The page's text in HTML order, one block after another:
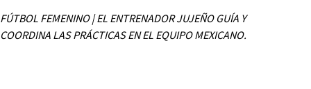
FÚTBOL FEMENINO | EL ENTRENADOR JUJEÑO GUÍA Y
COORDINA LAS PRÁCTICAS EN EL EQUIPO MEXICANO.